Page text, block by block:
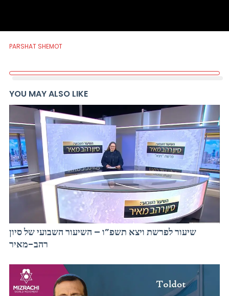
PARSHAT SHEMOT
YOU MAY ALSO LIKE
שיעור לפרשת ויצא תשפ”ו – השיעור השבועי של סיון
רהב-מאיר